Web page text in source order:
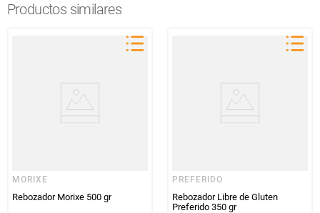
Productos similares
MORIXE
Rebozador Morixe 500 gr
PREFERIDO
Rebozador Libre de Gluten
Preferido 350 gr